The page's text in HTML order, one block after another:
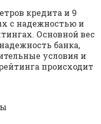
кредита и 9
с надежностью и
Основной вес
банка,
условия и
происходит